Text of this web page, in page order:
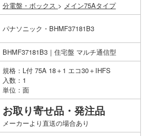
分電盤・ボックス > メイン75Aタイプ
パナソニック・BHMF37181B3
BHMF37181B3｜住宅盤 マルチ通信型
規格：L付 75A 18＋1 エコ30＋IHFS
入数：1
単位：面
お取り寄せ品・発注品
メーカーより直送の場合あり